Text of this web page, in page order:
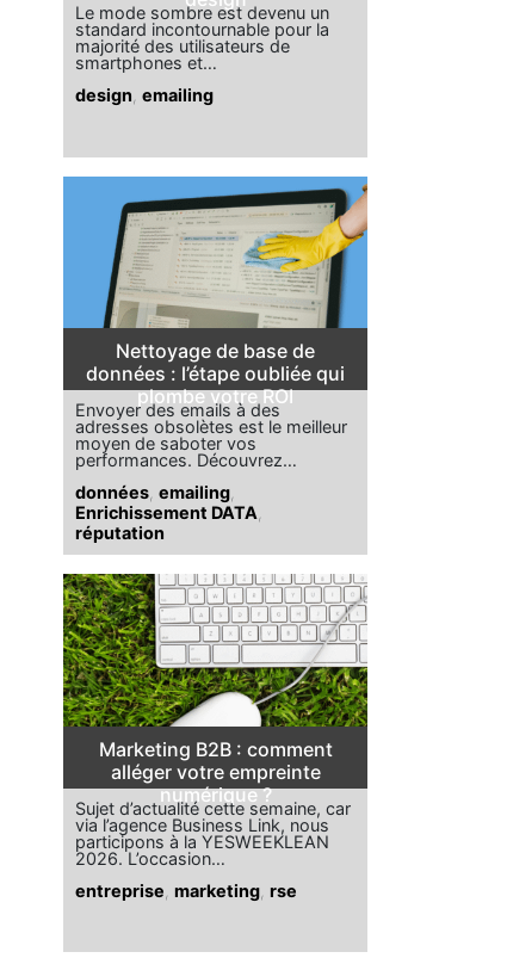
Le mode sombre est devenu un
standard incontournable pour la
majorité des utilisateurs de
smartphones et…
design emailing
Nettoyage de base de
données : l’étape oubliée qui
plombe votre ROI
Envoyer des emails à des
adresses obsolètes est le meilleur
moyen de saboter vos
performances. Découvrez…
données emailing
Enrichissement DATA
réputation
Marketing B2B : comment
alléger votre empreinte
numérique ?
Sujet d’actualité cette semaine, car
via l’agence Business Link, nous
participons à la YESWEEKLEAN
2026. L’occasion…
entreprise marketing rse